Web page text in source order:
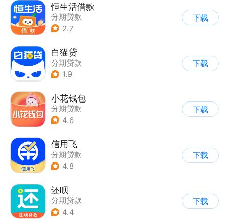
恒生活借款
分期贷款
2.7
下载
白猫贷
分期贷款
1.9
下载
小花钱包
分期贷款
4.6
下载
信用飞
分期贷款
4.8
下载
还呗
分期贷款
4.4
下载